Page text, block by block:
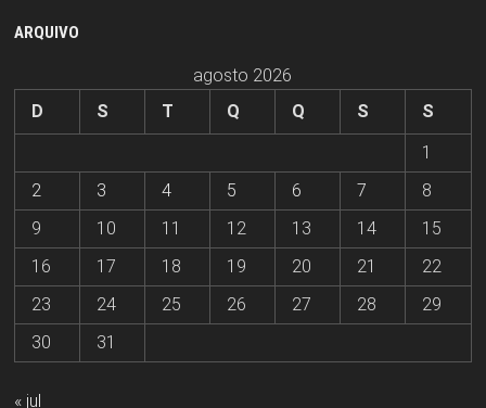
ARQUIVO
agosto 2026
D
S T Q Q S
S
1
2
3 4 5 6 7
8
9
10 11 12 13 14
15
16
17 18 19 20 21
22
23
24 25 26 27 28
29
30
31
« jul